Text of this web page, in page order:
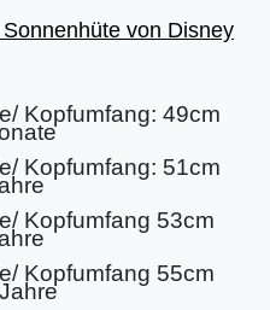
von Disney
Kopfumfang: 49cm
Kopfumfang: 51cm
Kopfumfang 53cm
Kopfumfang 55cm